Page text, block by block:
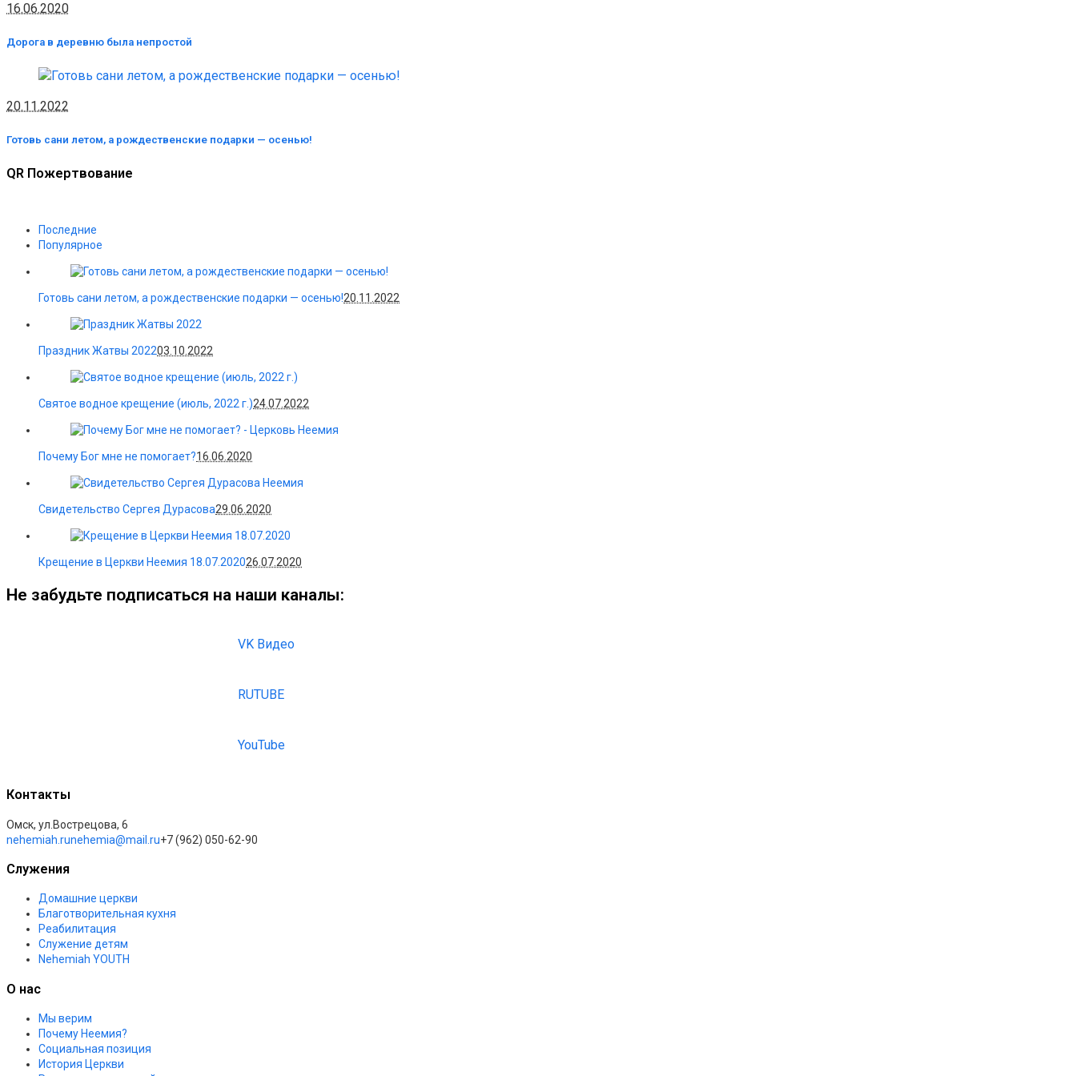
16.06.2020
Дорога в деревню была непростой
20.11.2022
Готовь сани летом, а рождественские подарки — осенью!
QR Пожертвование
Последние
Популярное
Готовь сани летом, а рождественские подарки — осенью!20.11.2022
Праздник Жатвы 202203.10.2022
Святое водное крещение (июль, 2022 г.)24.07.2022
Почему Бог мне не помогает?16.06.2020
Свидетельство Сергея Дурасова29.06.2020
Крещение в Церкви Неемия 18.07.202026.07.2020
Не забудьте подписаться на наши каналы:
VK Видео
RUTUBE
YouTube
Контакты
Омск, ул.Вострецова, 6
nehemiah.runehemia@mail.ru+7 (962) 050-62-90
Служения
Домашние церкви
Благотворительная кухня
Реабилитация
Служение детям
Nehemiah YOUTH
О нас
Мы верим
Почему Неемия?
Социальная позиция
История Церкви